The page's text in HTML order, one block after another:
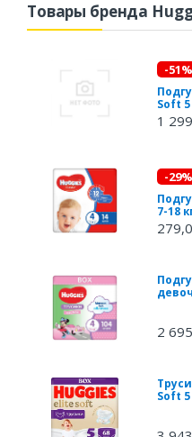
Товары бренда
-51%
Soft 5
1
-29%
7-18
2
Soft 5